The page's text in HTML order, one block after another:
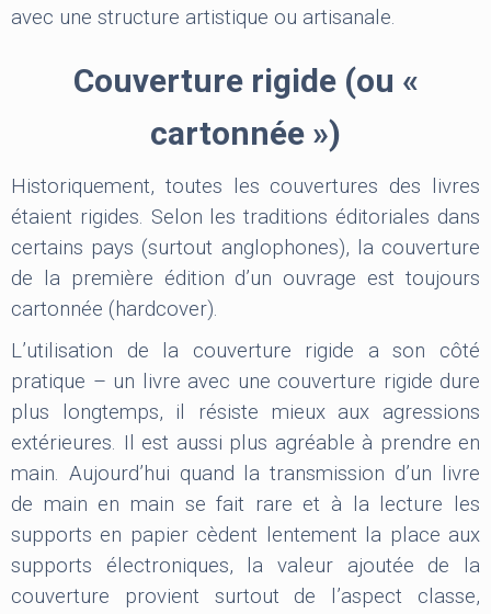
avec une structure artistique ou artisanale.
Couverture rigide (ou «
cartonnée »)
Historiquement, toutes les couvertures des livres
étaient rigides. Selon les traditions éditoriales dans
certains pays (surtout anglophones), la couverture
de la première édition d’un ouvrage est toujours
cartonnée (hardcover).
L’utilisation de la couverture rigide a son côté
pratique – un livre avec une couverture rigide dure
plus longtemps, il résiste mieux aux agressions
extérieures. Il est aussi plus agréable à prendre en
main. Aujourd’hui quand la transmission d’un livre
de main en main se fait rare et à la lecture les
supports en papier cèdent lentement la place aux
supports électroniques, la valeur ajoutée de la
couverture provient surtout de l’aspect classe,